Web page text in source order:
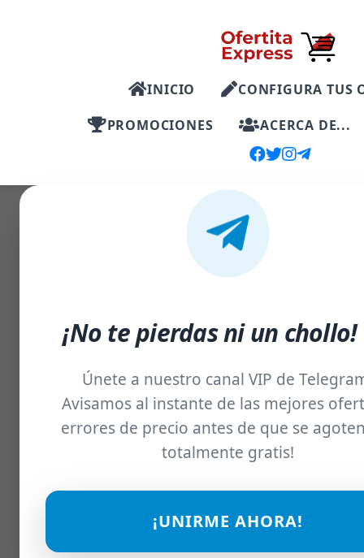
INICIO
CONFIGURA TUS
PROMOCIONES
ACERCA DE...
¡No te pierdas ni un
Únete a nuestro canal VIP de
Avisamos al instante de las mejores
errores de precio antes de que se
totalmente gratis!
¡UNIRME AHORA!